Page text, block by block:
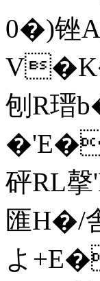
0�)锉
刨R瑨
�'E�
砰RL
匯H�/
よ